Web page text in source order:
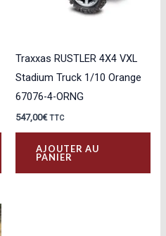
Traxxas RUSTLER 4X4 VXL
Stadium Truck 1/10 Orange
67076-4-ORNG
547,00€ TTC
AJOUTER AU
PANIER